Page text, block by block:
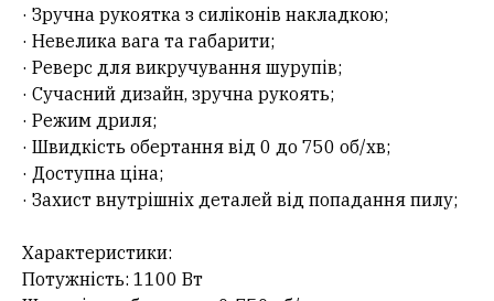
· Зручна рукоятка з силіконів накладкою;
· Невелика вага та габарити;
· Реверс для викручування шурупів;
· Сучасний дизайн, зручна рукоять;
· Режим дриля;
· Швидкість обертання від 0 до 750 об/хв;
· Доступна ціна;
· Захист внутрішніх деталей від попадання пилу;
Характеристики:
Потужність: 1100 Вт